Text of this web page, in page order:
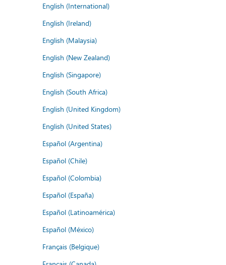
English (International)
English (Ireland)
English (Malaysia)
English (New Zealand)
English (Singapore)
English (South Africa)
English (United Kingdom)
English (United States)
Español (Argentina)
Español (Chile)
Español (Colombia)
Español (España)
Español (Latinoamérica)
Español (México)
Français (Belgique)